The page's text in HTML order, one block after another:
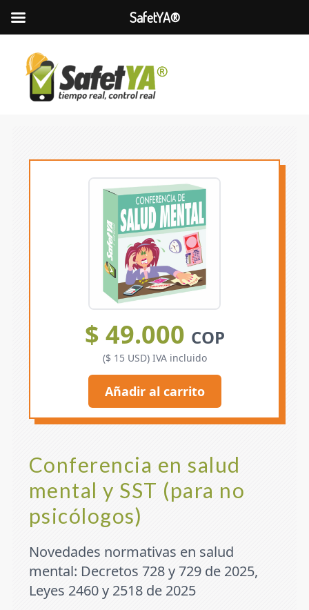
Conferencia en salud
mental y SST (para no
psicólogos)
Novedades normativas en salud
mental: Decretos 728 y 729 de 2025,
Leyes 2460 y 2518 de 2025
$ 49.000 COP
($ 15 USD) IVA incluido
Añadir al carrito
SafetYA®